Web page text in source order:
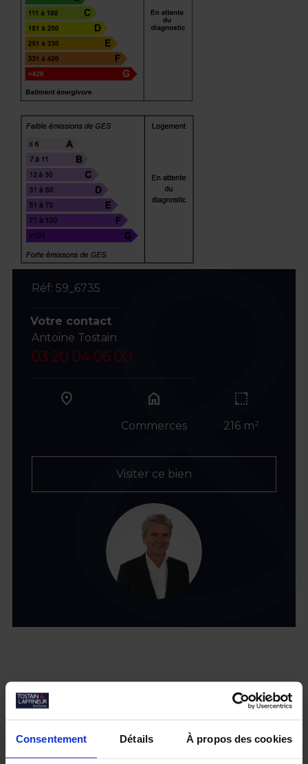
Consentement Détails À propos des cookies
Réf: 59_6735
Votre contact
Antoine Tostain
03 20 04 06 00
home
Commerces 216 m²
Visiter ce bien
Nos biens similaires